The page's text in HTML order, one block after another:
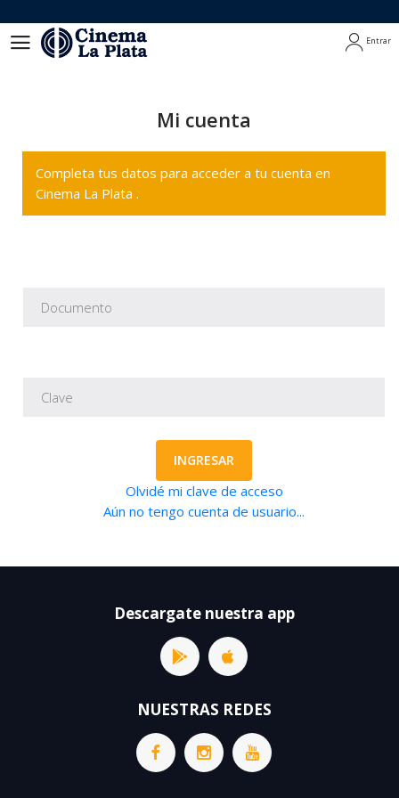
Entrar
Mi cuenta
Completa tus datos para acceder a tu cuenta en
Cinema La Plata .
INGRESAR
Olvidé mi clave de acceso
Aún no tengo cuenta de usuario...
Descargate nuestra app
NUESTRAS REDES